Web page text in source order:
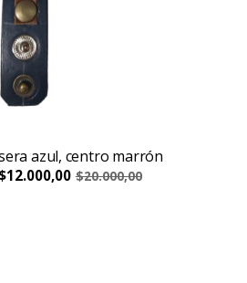
azul, centro marrón
$20.000,00